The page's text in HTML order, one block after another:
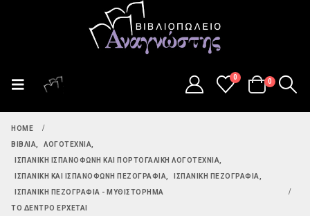
0
0
HOME
ΒΙΒΛΊΑ, ΛΟΓΟΤΕΧΝΊΑ,
ΙΣΠΑΝΙΚΉ ΙΣΠΑΝΌΦΩΝΗ ΚΑΙ ΠΟΡΤΟΓΑΛΙΚΉ ΛΟΓΟΤΕΧΝΊΑ,
ΙΣΠΑΝΙΚΉ ΚΑΙ ΙΣΠΑΝΌΦΩΝΗ ΠΕΖΟΓΡΑΦΊΑ, ΙΣΠΑΝΙΚΉ ΠΕΖΟΓΡΑΦΊΑ,
ΙΣΠΑΝΙΚΉ ΠΕΖΟΓΡΑΦΊΑ - ΜΥΘΙΣΤΌΡΗΜΑ
ΤΟ ΔΈΝΤΡΟ ΈΡΧΕΤΑΙ